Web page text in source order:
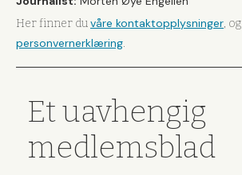
Her finner duvåre kontaktopplysninger, og
personvernerklæring.
Et uavhengig
medlemsblad